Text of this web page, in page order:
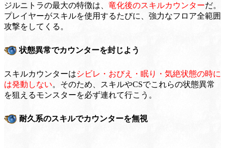
ジルニトラの最大の特徴は、 竜化後のスキルカウンターだ。
プレイヤーがスキルを使用するたびに、強力なフロア全範囲
攻撃をしてくる。
状態異常でカウンターを封じよう
スキルカウンターはシビレ・おびえ・眠り・気絶状態の時に
は発動しない。そのため、スキルやCSでこれらの状態異常
を狙えるモンスターを必ず連れて行こう。
耐久系のスキルでカウンターを無視